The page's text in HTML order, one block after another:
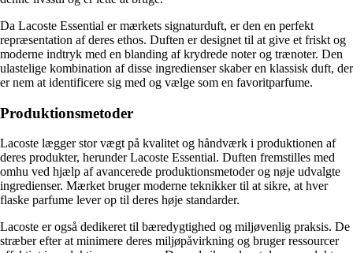
Da Lacoste Essential er mærkets signaturduft, er den en perfekt
repræsentation af deres ethos. Duften er designet til at give et friskt og
moderne indtryk med en blanding af krydrede noter og trænoter. Den
ulastelige kombination af disse ingredienser skaber en klassisk duft, der
er nem at identificere sig med og vælge som en favoritparfume.
Produktionsmetoder
Lacoste lægger stor vægt på kvalitet og håndværk i produktionen af
deres produkter, herunder Lacoste Essential. Duften fremstilles med
omhu ved hjælp af avancerede produktionsmetoder og nøje udvalgte
ingredienser. Mærket bruger moderne teknikker til at sikre, at hver
flaske parfume lever op til deres høje standarder.
Lacoste er også dedikeret til bæredygtighed og miljøvenlig praksis. De
stræber efter at minimere deres miljøpåvirkning og bruger ressourcer